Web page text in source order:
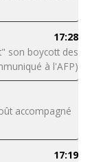
17:28
son boycott des
à l'AFP)
accompagné
17:19